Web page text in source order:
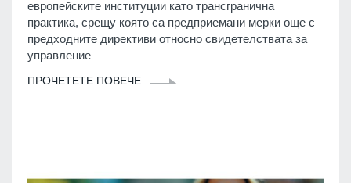
европейските институции като трансгранична
практика, срещу която са предприемани мерки още с
предходните директиви относно свидетелствата за
управление
ПРОЧЕТЕТЕ ПОВЕЧЕ